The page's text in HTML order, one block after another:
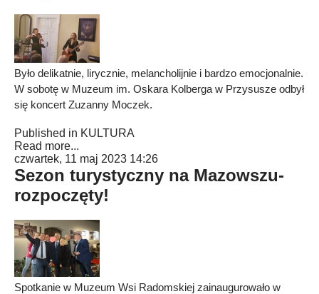
Było delikatnie, lirycznie, melancholijnie i bardzo emocjonalnie.
W sobotę w Muzeum im. Oskara Kolberga w Przysusze odbył
się koncert Zuzanny Moczek.
Published in KULTURA
Read more...
czwartek, 11 maj 2023 14:26
Sezon turystyczny na Mazowszu-
rozpoczęty!
Spotkanie w Muzeum Wsi Radomskiej zainaugurowało w